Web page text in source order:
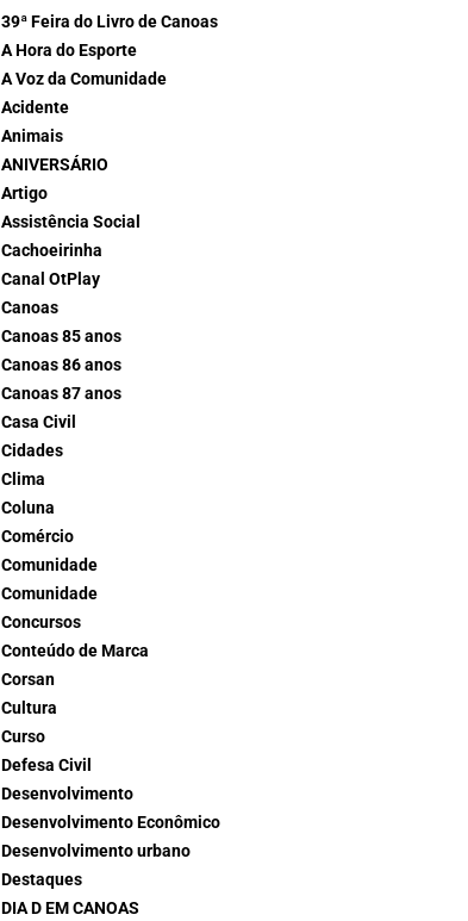
39ª Feira do Livro de Canoas
A Hora do Esporte
A Voz da Comunidade
Acidente
Animais
ANIVERSÁRIO
Artigo
Assistência Social
Cachoeirinha
Canal OtPlay
Canoas
Canoas 85 anos
Canoas 86 anos
Canoas 87 anos
Casa Civil
Cidades
Clima
Coluna
Comércio
Comunidade
Comunidade
Concursos
Conteúdo de Marca
Corsan
Cultura
Curso
Defesa Civil
Desenvolvimento
Desenvolvimento Econômico
Desenvolvimento urbano
Destaques
DIA D EM CANOAS